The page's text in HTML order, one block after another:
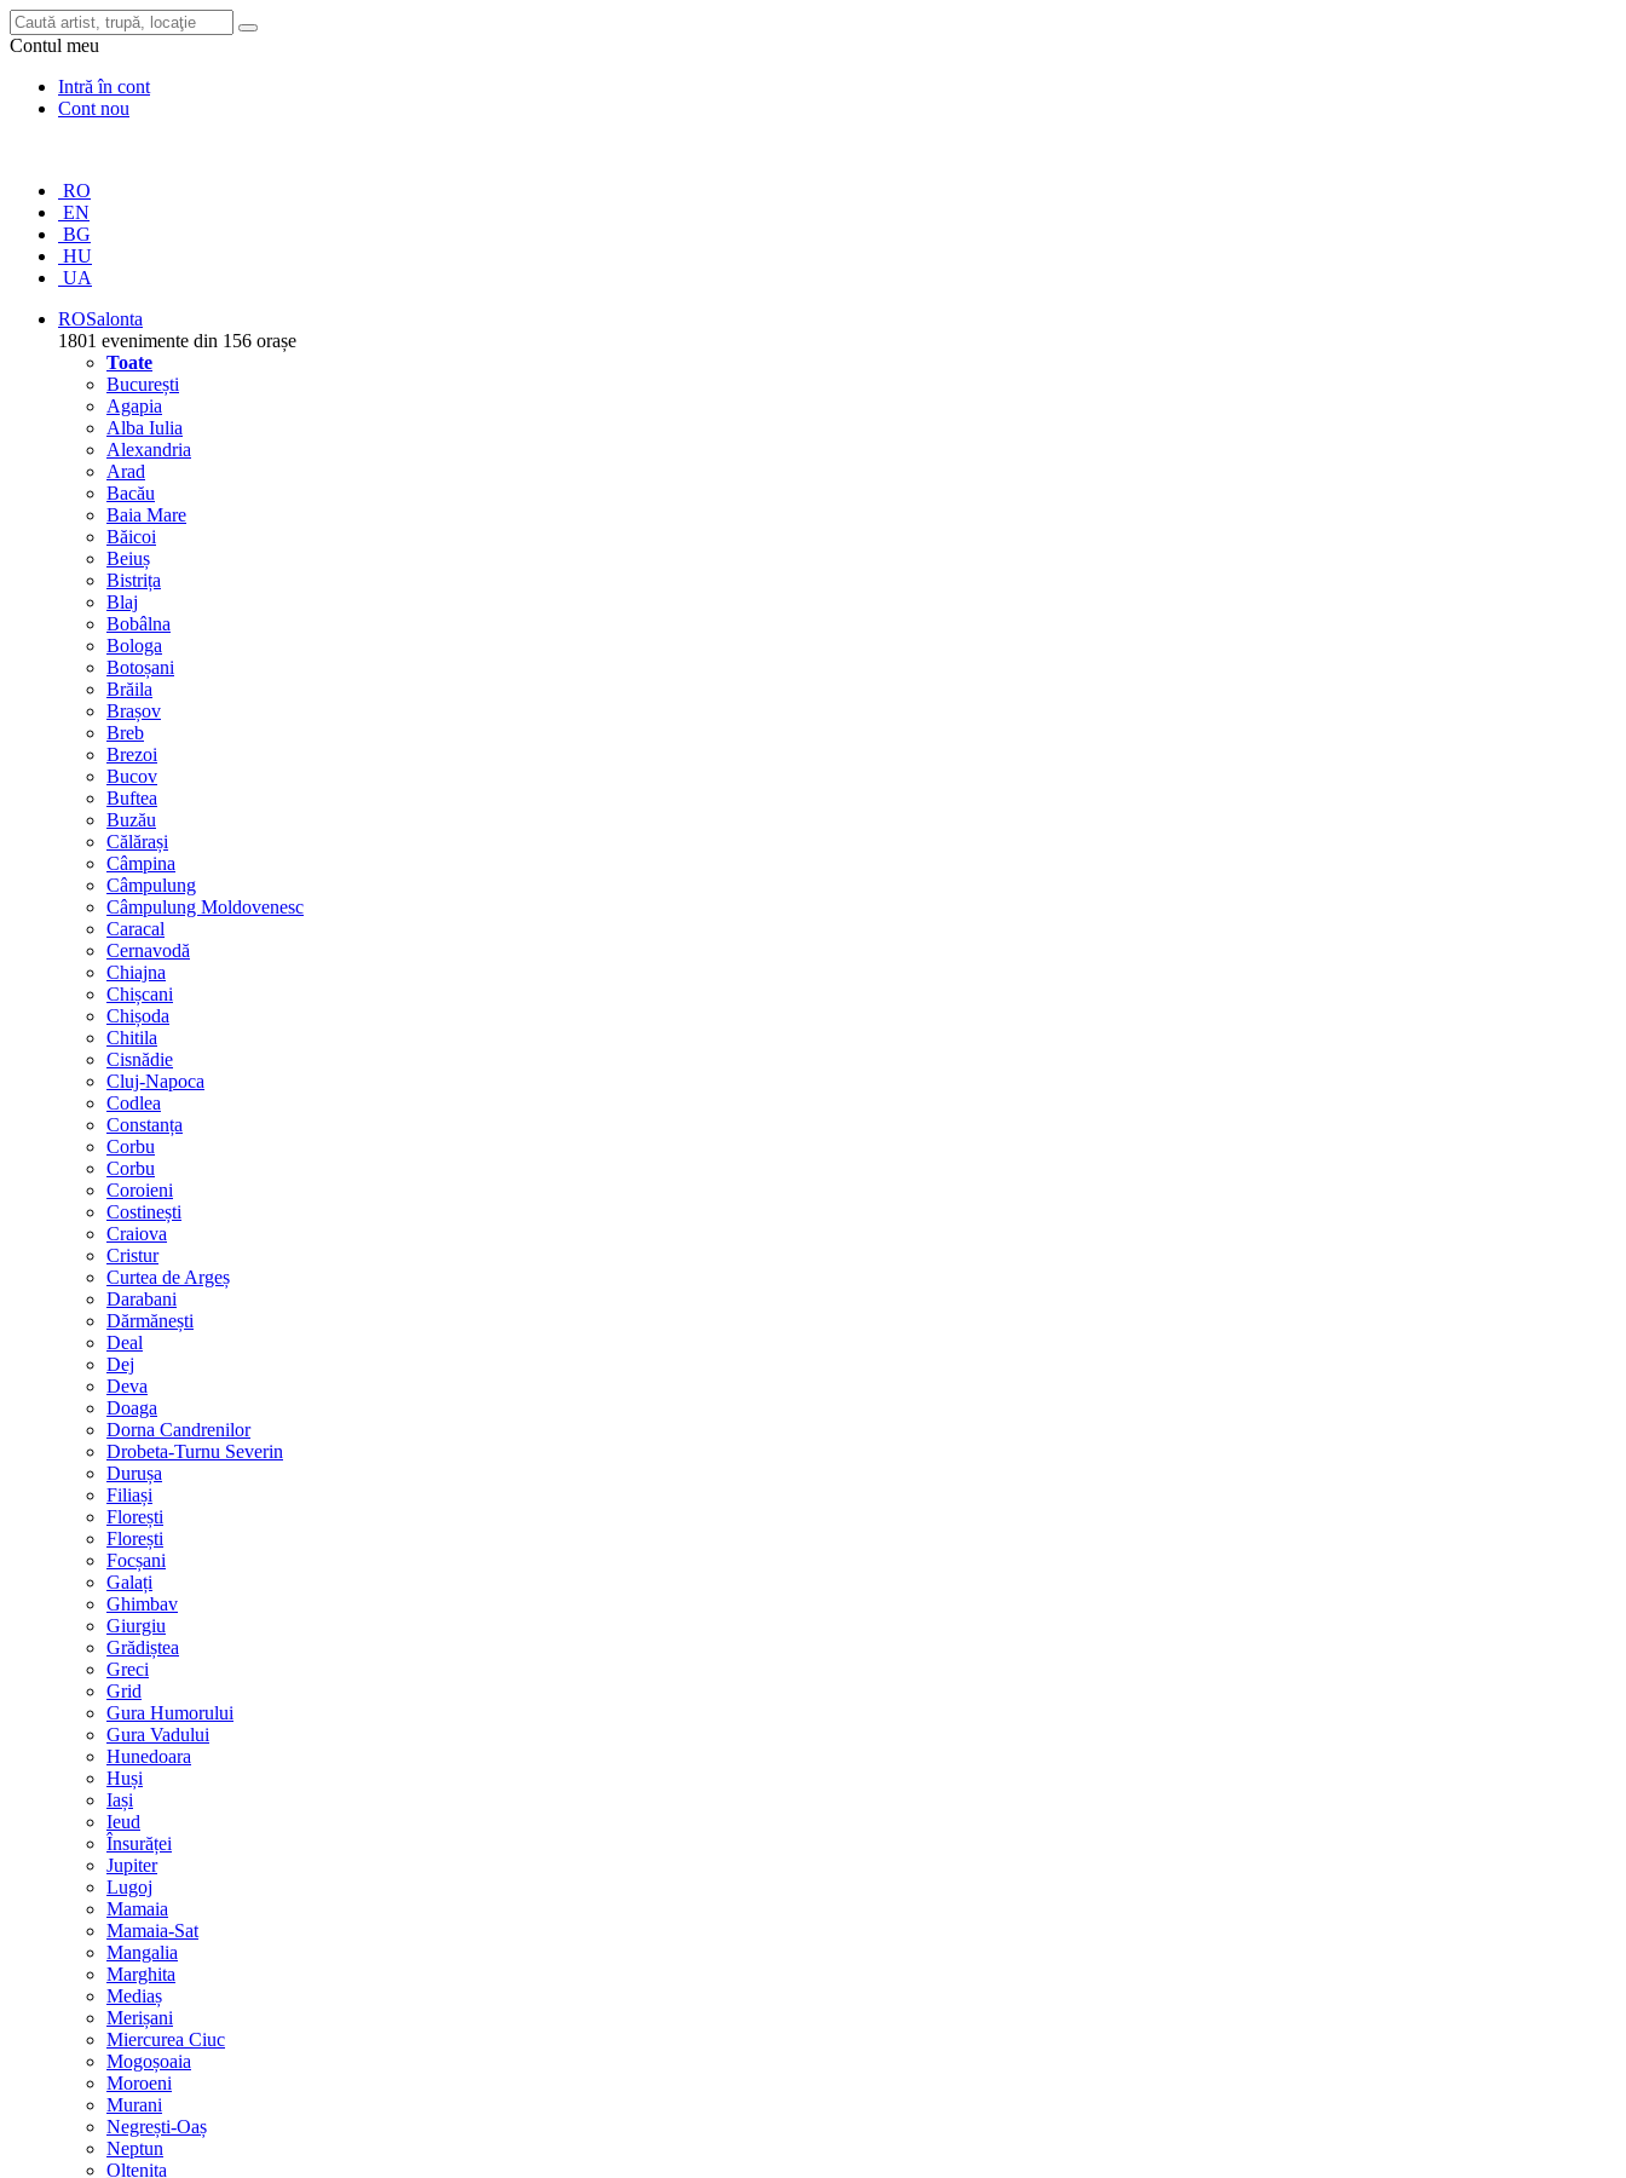
Contul meu
Intră în cont
Cont nou
RO
EN
BG
HU
UA
ROSalonta
1801 evenimente din 156 orașe
Toate
București
Agapia
Alba Iulia
Alexandria
Arad
Bacău
Baia Mare
Băicoi
Beiuș
Bistrița
Blaj
Bobâlna
Bologa
Botoșani
Brăila
Brașov
Breb
Brezoi
Bucov
Buftea
Buzău
Călărași
Câmpina
Câmpulung
Câmpulung Moldovenesc
Caracal
Cernavodă
Chiajna
Chișcani
Chișoda
Chitila
Cisnădie
Cluj-Napoca
Codlea
Constanța
Corbu
Corbu
Coroieni
Costinești
Craiova
Cristur
Curtea de Argeș
Darabani
Dărmănești
Deal
Dej
Deva
Doaga
Dorna Candrenilor
Drobeta-Turnu Severin
Durușa
Filiași
Florești
Florești
Focșani
Galați
Ghimbav
Giurgiu
Grădiștea
Greci
Grid
Gura Humorului
Gura Vadului
Hunedoara
Huși
Iași
Ieud
Însurăței
Jupiter
Lugoj
Mamaia
Mamaia-Sat
Mangalia
Marghita
Mediaș
Merișani
Miercurea Ciuc
Mogoșoaia
Moroeni
Murani
Negrești-Oaș
Neptun
Oltenița